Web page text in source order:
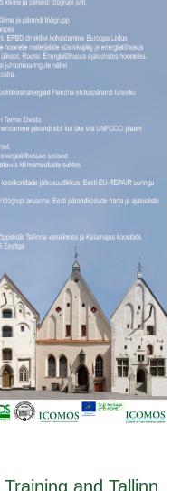
and Tallinn